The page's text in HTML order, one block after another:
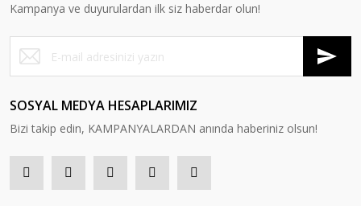
Kampanya ve duyurulardan ilk siz haberdar olun!
SOSYAL MEDYA HESAPLARIMIZ
Bizi takip edin, KAMPANYALARDAN anında haberiniz olsun!